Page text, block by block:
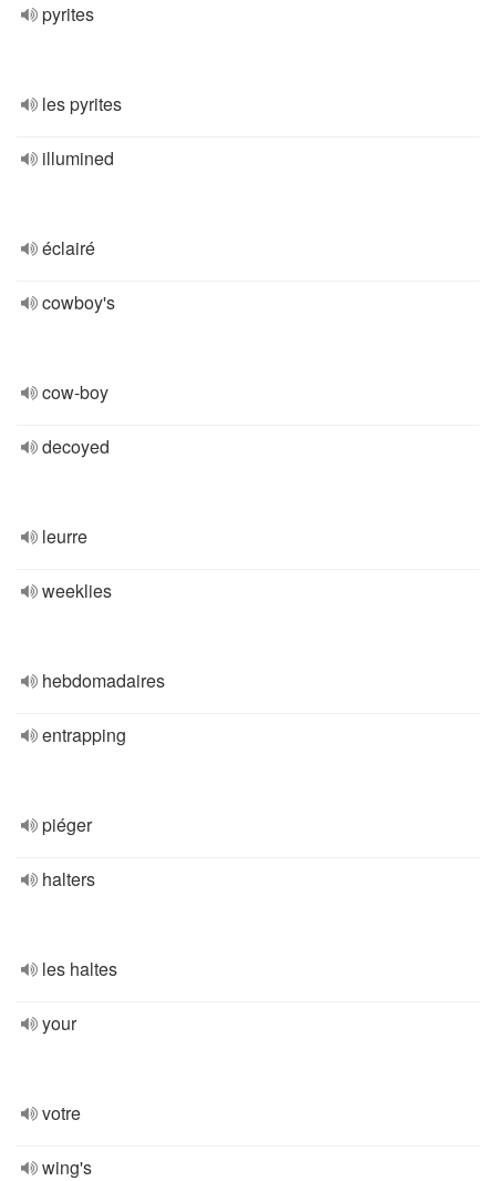
pyrites
les pyrites
illumined
éclairé
cowboy's
cow-boy
decoyed
leurre
weeklies
hebdomadaires
entrapping
piéger
halters
les haltes
your
votre
wing's